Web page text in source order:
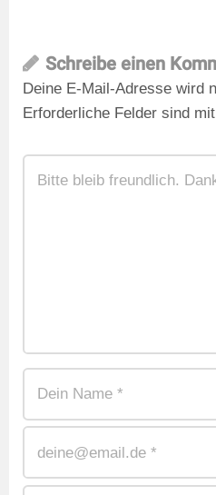
Schreibe einen
Deine E-Mail-Adresse wird
Erforderliche Felder sind mit